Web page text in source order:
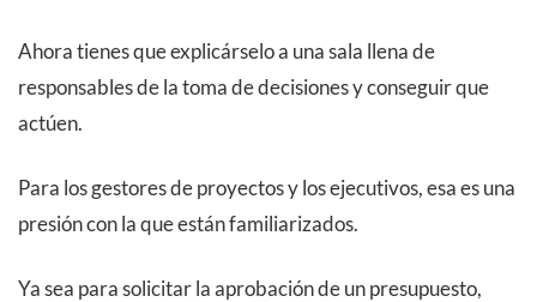
Ahora tienes que explicárselo a una sala llena de
responsables de la toma de decisiones y conseguir que
actúen.
Para los gestores de proyectos y los ejecutivos, esa es una
presión con la que están familiarizados.
Ya sea para solicitar la aprobación de un presupuesto,